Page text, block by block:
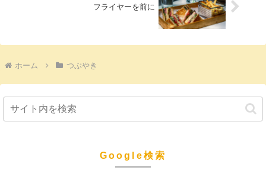
フライヤーを前に
ホーム つぶやき
Google検索